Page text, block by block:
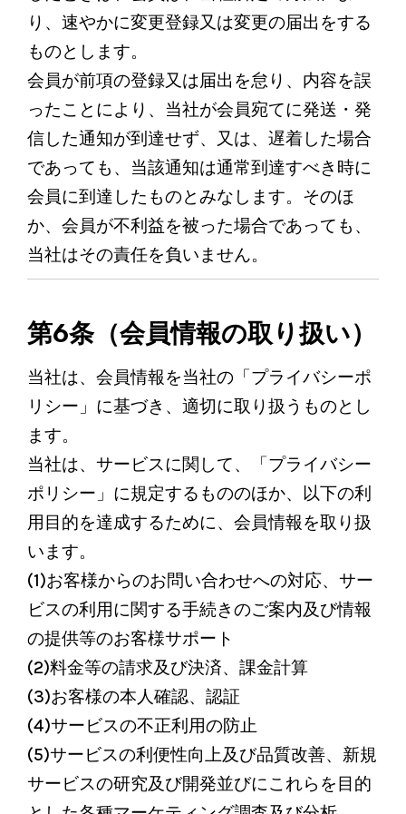
り、速やかに変更登録又は変更の届出をする
ものとします。
会員が前項の登録又は届出を怠り、内容を誤
ったことにより、当社が会員宛てに発送・発
信した通知が到達せず、又は、遅着した場合
であっても、当該通知は通常到達すべき時に
会員に到達したものとみなします。そのほ
か、会員が不利益を被った場合であっても、
当社はその責任を負いません。
第6条（会員情報の取り扱い）
当社は、会員情報を当社の「プライバシーポ
リシー」に基づき、適切に取り扱うものとし
ます。
当社は、サービスに関して、「プライバシー
ポリシー」に規定するもののほか、以下の利
用目的を達成するために、会員情報を取り扱
います。
(1)お客様からのお問い合わせへの対応、サー
ビスの利用に関する手続きのご案内及び情報
の提供等のお客様サポート
(2)料金等の請求及び決済、課金計算
(3)お客様の本人確認、認証
(4)サービスの不正利用の防止
(5)サービスの利便性向上及び品質改善、新規
サービスの研究及び開発並びにこれらを目的